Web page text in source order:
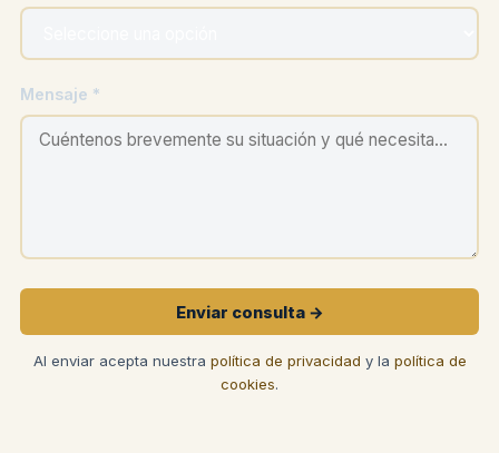
Mensaje *
Enviar consulta →
Al enviar acepta nuestra política de privacidad y la política de
cookies.